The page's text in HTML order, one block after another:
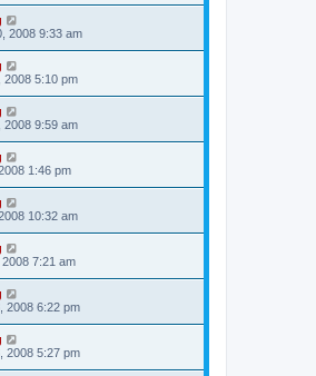
2008 9:33 am
2008 5:10 pm
2008 9:59 am
1:46 pm
10:32 am
7:21 am
2008 6:22 pm
2008 5:27 pm